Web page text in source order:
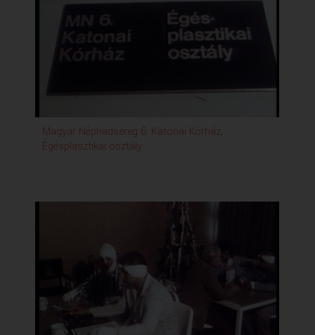
Magyar Néphadsereg 6. Katonai Kórház,
Égésplasztikai osztály